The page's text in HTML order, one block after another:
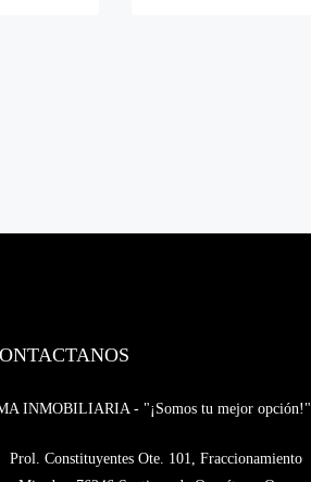
INMOBILIARIA - "¡Somos tu mejor opción!"
Prol. Constituyentes Ote. 101, Fraccionamiento